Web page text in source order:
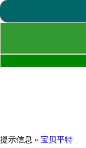
提示信息 » 宝贝平特